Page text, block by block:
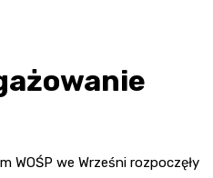
WOŚP we Wrześni rozpoczęły